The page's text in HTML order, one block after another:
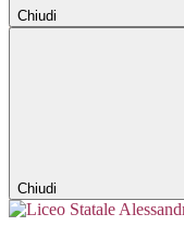
Chiudi
Chiudi